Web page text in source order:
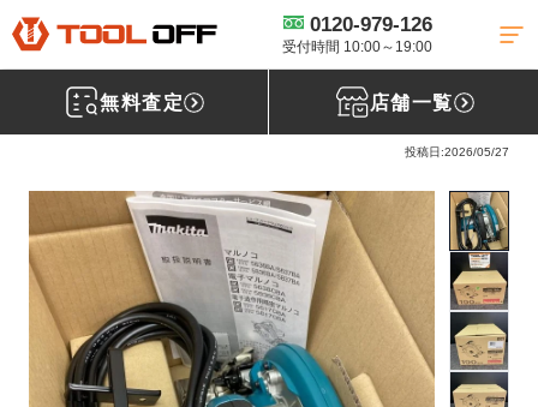
0120-979-126
受付時間 10:00～19:00
無料査定 店舗一覧
工具買取TOP 電動工具買取 スライド・卓上マルノコ買取
【買取実
績】makita 190mm丸ノコ 5837BASP［栃木県矢板市］
マキタ(makita) 190mm丸ノコ 5837BASP
投稿日:2026/05/27